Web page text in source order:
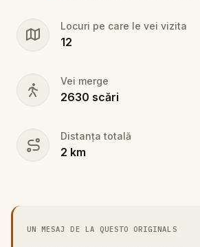
Locuri pe care le vei vizita
12
Vei merge
2630 scări
Distanța totală
2 km
UN MESAJ DE LA QUESTO ORIGINALS